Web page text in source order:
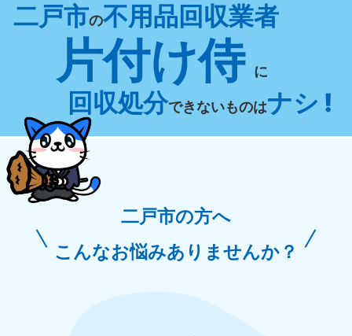
二戸市の不用品回収業者
片付け侍 に
回収処分できないものはナシ !
二戸市の方へ
こんなお悩みありませんか？